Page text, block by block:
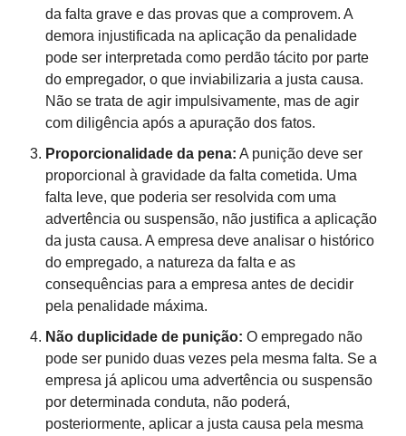
da falta grave e das provas que a comprovem. A
demora injustificada na aplicação da penalidade
pode ser interpretada como perdão tácito por parte
do empregador, o que inviabilizaria a justa causa.
Não se trata de agir impulsivamente, mas de agir
com diligência após a apuração dos fatos.
Proporcionalidade da pena: A punição deve ser
proporcional à gravidade da falta cometida. Uma
falta leve, que poderia ser resolvida com uma
advertência ou suspensão, não justifica a aplicação
da justa causa. A empresa deve analisar o histórico
do empregado, a natureza da falta e as
consequências para a empresa antes de decidir
pela penalidade máxima.
Não duplicidade de punição: O empregado não
pode ser punido duas vezes pela mesma falta. Se a
empresa já aplicou uma advertência ou suspensão
por determinada conduta, não poderá,
posteriormente, aplicar a justa causa pela mesma